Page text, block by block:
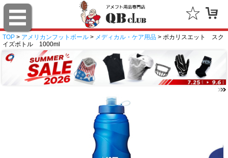
TOP > アメリカンフットボール > メディカル・ケア用品 > ポカリスエット スク
イズボトル 1000ml